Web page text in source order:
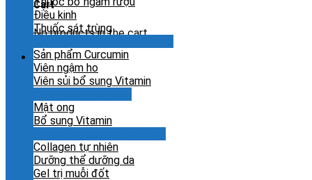
Cart
No products in the cart.
Điều kinh
Thuốc sát trùng
Sản phẩm Curcumin
Viên ngậm ho
Viên sủi bổ sung Vitamin
Mật ong
Bổ sung Vitamin
Collagen tự nhiên
Dưỡng thể dưỡng da
Gel trị muỗi đốt